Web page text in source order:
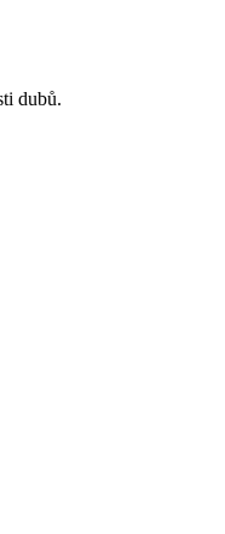
dubů.